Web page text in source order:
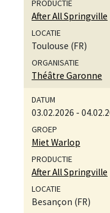
After All Springville
Toulouse (FR)
Théâtre Garonne
03.02.2026 -
Miet Warlop
After All Springville
Besançon (FR)